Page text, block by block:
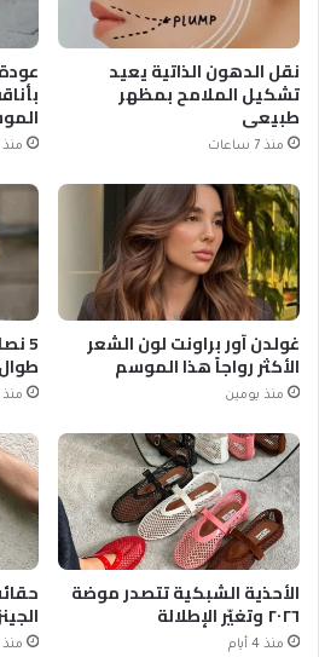
نقل الدهون الذاتية يعيد
تشكيل الملامح بمظهر
طبيعي
منذ 7 ساعات
غولدن آور براونت لون الشعر
الأكثر رواجاً هذا الموسم
منذ يومين
5
منذ 3 أيام
الأحذية الشبكية تتصدر موضة
٢٠٢٦ وتغيّر الإطلالة
منذ 4 أيام منذ 5 أيام